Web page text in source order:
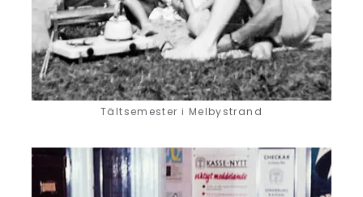
Tältsemester i Melbystrand